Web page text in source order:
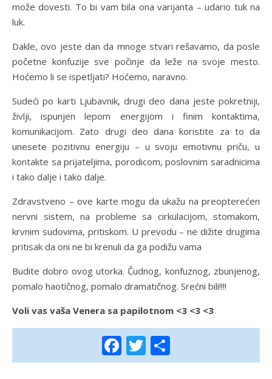
može dovesti. To bi vam bila ona varijanta – udario tuk na
luk.
Dakle, ovo jeste dan da mnoge stvari rešavamo, da posle
početne konfuzije sve počinje da leže na svoje mesto.
Hoćemo li se ispetljati? Hoćemo, naravno.
Sudeći po karti Ljubavnik, drugi deo dana jeste pokretniji,
življi, ispunjen lepom energijom i finim kontaktima,
komunikacijom. Zato drugi deo dana koristite za to da
unesete pozitivnu energiju – u svoju emotivnu priču, u
kontakte sa prijateljima, porodicom, poslovnim saradnicima
i tako dalje i tako dalje.
Zdravstveno – ove karte mogu da ukažu na preopterećen
nervni sistem, na probleme sa cirkulacijom, stomakom,
krvnim sudovima, pritiskom. U prevodu – ne dižite drugima
pritisak da oni ne bi krenuli da ga podižu vama
Budite dobro ovog utorka. Čudnog, konfuznog, zbunjenog,
pomalo haotičnog, pomalo dramatičnog. Srećni bili!!!!
Voli vas vaša Venera sa papilotnom <3 <3 <3
Facebook
Twitter